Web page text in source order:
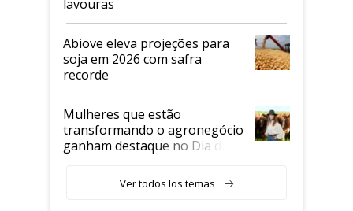
lavouras
Abiove eleva projeções para
soja em 2026 com safra
recorde
Mulheres que estão
transformando o agronegócio
ganham destaque no Dia do
Ver todos los temas